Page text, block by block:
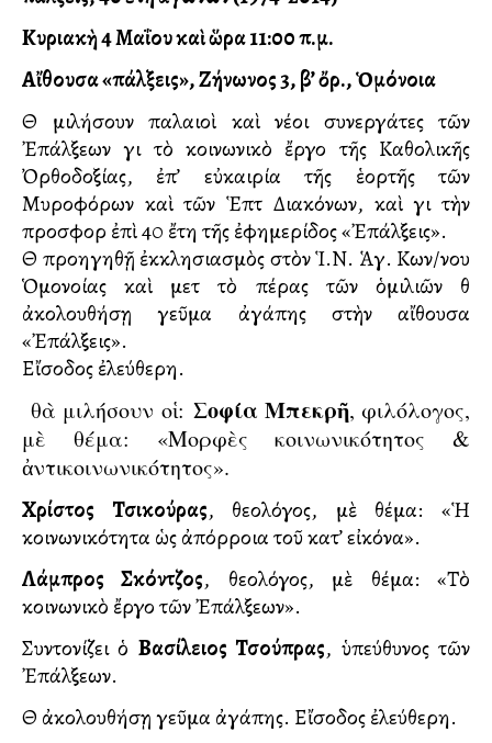
Κυριακὴ 4 Μαΐου καὶ ὥρα 11:00 π.μ.
Αἴθουσα «Ἐπάλξεις», Ζήνωνος 3, β’ ὄρ., Ὁμόνοια
Θὰ μιλήσουν παλαιοὶ καὶ νέοι συνεργάτες τῶν
Ἐπάλξεων γιὰ τὸ κοινωνικὸ ἔργο τῆς Καθολικῆς
Ὀρθοδοξίας, ἐπ’ εὐκαιρία τῆς ἑορτῆς τῶν
Μυροφόρων καὶ τῶν Ἑπτὰ Διακόνων, καὶ γιὰ τὴν
προσφορὰ ἐπὶ 40 ἔτη τῆς ἐφημερίδος «Ἐπάλξεις».
Θὰ προηγηθῇ ἐκκλησιασμὸς στὸν Ἱ.Ν. Ἁγ. Κων/νου
Ὁμονοίας καὶ μετὰ τὸ πέρας τῶν ὁμιλιῶν θὰ
ἀκολουθήσῃ γεῦμα ἀγάπης στὴν αἴθουσα
«Ἐπάλξεις».
Εἴσοδος ἐλεύθερη.
θὰ μιλήσουν οἱ: Σοφία Μπεκρῆ, φιλόλογος,
μὲ θέμα: «Μορφὲς κοινωνικότητος &
ἀντικοινωνικότητος».
Χρίστος Τσικούρας, θεολόγος, μὲ θέμα: «Ἡ
κοινωνικότητα ὡς ἀπόρροια τοῦ κατ’ εἰκόνα».
Λάμπρος Σκόντζος, θεολόγος, μὲ θέμα: «Τὸ
κοινωνικὸ ἔργο τῶν Ἐπάλξεων».
Συντονίζει ὁ Βασίλειος Τσούπρας, ὑπεύθυνος τῶν
Ἐπάλξεων.
Θὰ ἀκολουθήσῃ γεῦμα ἀγάπης. Εἴσοδος ἐλεύθερη.